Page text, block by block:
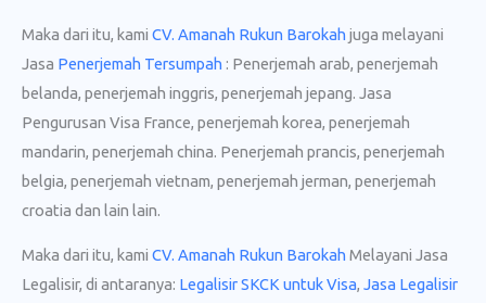
Maka dari itu, kami CV. Amanah Rukun Barokah juga melayani
Jasa Penerjemah Tersumpah : Penerjemah arab, penerjemah
belanda, penerjemah inggris, penerjemah jepang. Jasa
Pengurusan Visa France, penerjemah korea, penerjemah
mandarin, penerjemah china. Penerjemah prancis, penerjemah
belgia, penerjemah vietnam, penerjemah jerman, penerjemah
croatia dan lain lain.
Maka dari itu, kami CV. Amanah Rukun Barokah Melayani Jasa
Legalisir, di antaranya: Legalisir SKCK untuk Visa, Jasa Legalisir